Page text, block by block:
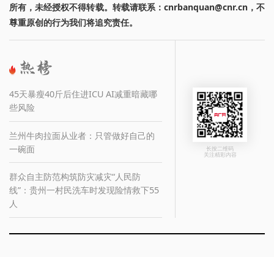
所有，未经授权不得转载。转载请联系：cnrbanquan@cnr.cn，不
尊重原创的行为我们将追究责任。
45天暴瘦40斤后住进ICU AI减重暗藏哪
些风险
兰州牛肉拉面从业者：只管做好自己的
一碗面
群众自主防范构筑防灾减灾“人民防
线”：贵州一村民洗车时发现险情救下55
人
长按二维码
关注精彩内容